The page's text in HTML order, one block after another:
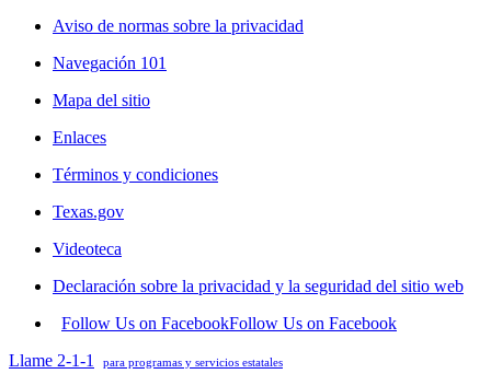
Aviso de normas sobre la privacidad
Navegación 101
Mapa del sitio
Enlaces
Términos y condiciones
Texas.gov
Videoteca
Declaración sobre la privacidad y la seguridad del sitio web
Follow Us on FacebookFollow Us on Facebook
Llame 2-1-1
para programas y servicios estatales